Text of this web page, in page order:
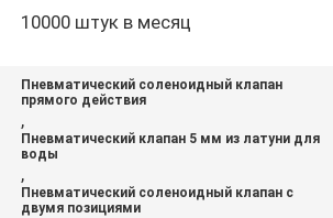
10000 штук в месяц
Пневматический соленоидный клапан
прямого действия
,
Пневматический клапан 5 мм из латуни для
воды
,
Пневматический соленоидный клапан с
двумя позициями